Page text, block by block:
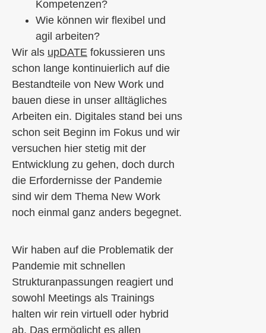
Kompetenzen?
Wie können wir flexibel und
agil arbeiten?
Wir als upDATE fokussieren uns
schon lange kontinuierlich auf die
Bestandteile von New Work und
bauen diese in unser alltägliches
Arbeiten ein. Digitales stand bei uns
schon seit Beginn im Fokus und wir
versuchen hier stetig mit der
Entwicklung zu gehen, doch durch
die Erfordernisse der Pandemie
sind wir dem Thema New Work
noch einmal ganz anders begegnet.
Wir haben auf die Problematik der
Pandemie mit schnellen
Strukturanpassungen reagiert und
sowohl Meetings als Trainings
halten wir rein virtuell oder hybrid
ab. Das ermöglicht es allen